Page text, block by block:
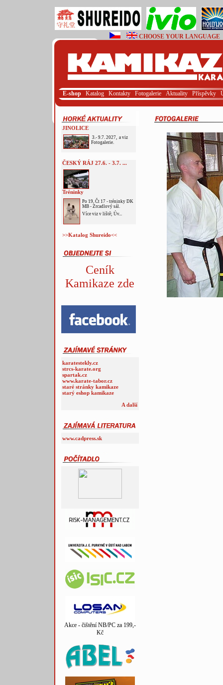
CHOOSE YOUR LANGUAGE
E-shop Katalog Kontakty Fotogalerie Aktuality Příspěvky
JINOLICE
3.- 9.7. 2027, a viz
Fotogalerie.
ČESKÝ RÁJ 27.6. - 3.7. ...
Tréninky
Po 19, Čt 17 - tréninky DK
MB - Zrcadlový sál.
Více viz v liště; Úv...
>>Katalog Shureido<<
Ceník
Kamikaze zde
karatestekly.cz
strcs-karate.org
spartak.cz
www.karate-tabor.cz
staré stránky kamikaze
starý eshop kamikaze
A další
www.cadpress.sk
Akce - čištění NB/PC za 199,-
Kč